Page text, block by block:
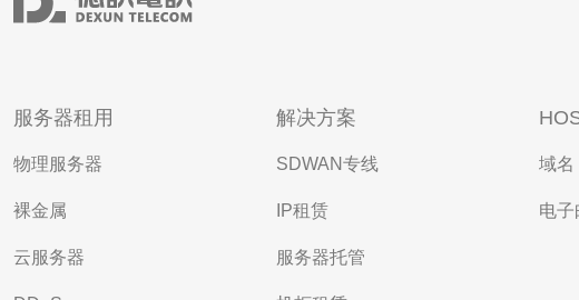
服务器租用
物理服务器
裸金属
云服务器
解决方案
SDWAN专线
IP租赁
服务器托管
域名
电子